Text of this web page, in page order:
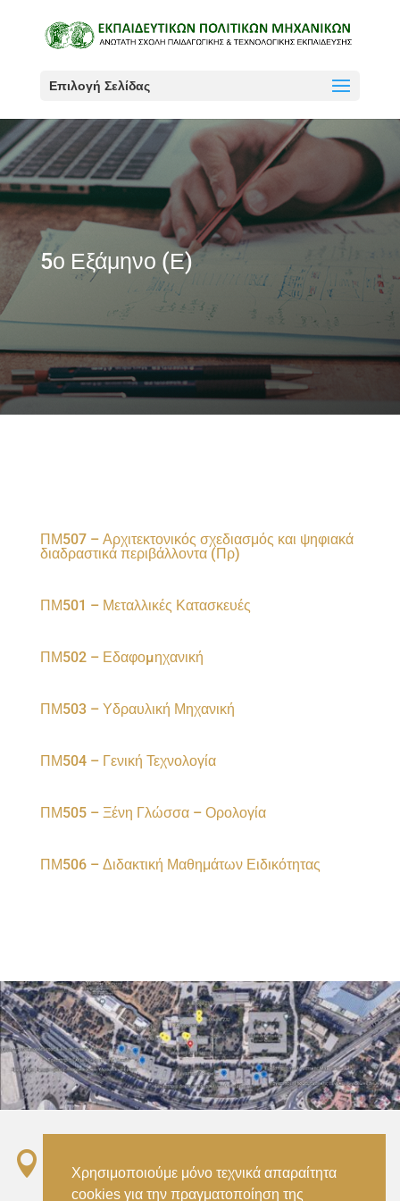
Επιλογή Σελίδας
5ο Εξάμηνο (Ε)
ΠΜ507 – Αρχιτεκτονικός σχεδιασμός και ψηφιακά
διαδραστικά περιβάλλοντα (Πρ)
ΠΜ501 – Μεταλλικές Κατασκευές
ΠΜ502 – Εδαφοµηχανική
ΠΜ503 – Υδραυλική Μηχανική
ΠΜ504 – Γενική Τεχνολογία
ΠΜ505 – Ξένη Γλώσσα – Ορολογία
ΠΜ506 – Διδακτική Μαθημάτων Ειδικότητας

Αττικής –
Χρησιμοποιούμε μόνο τεχνικά απαραίτητα
cookies για την πραγματοποίηση της